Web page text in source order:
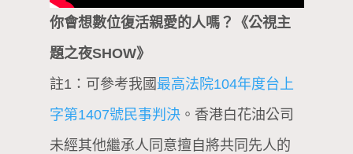
你會想數位復活親愛的人嗎？《公視主
題之夜SHOW》
註1：可參考我國 最高法院104年度台上
字第1407號民事判決。香港白花油公司
未經其他繼承人同意擅自將共同先人的